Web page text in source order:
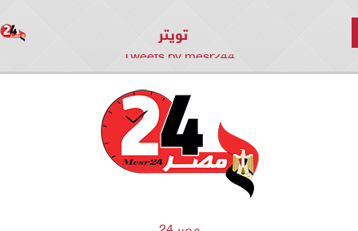
تويتر
Tweets by mesr244